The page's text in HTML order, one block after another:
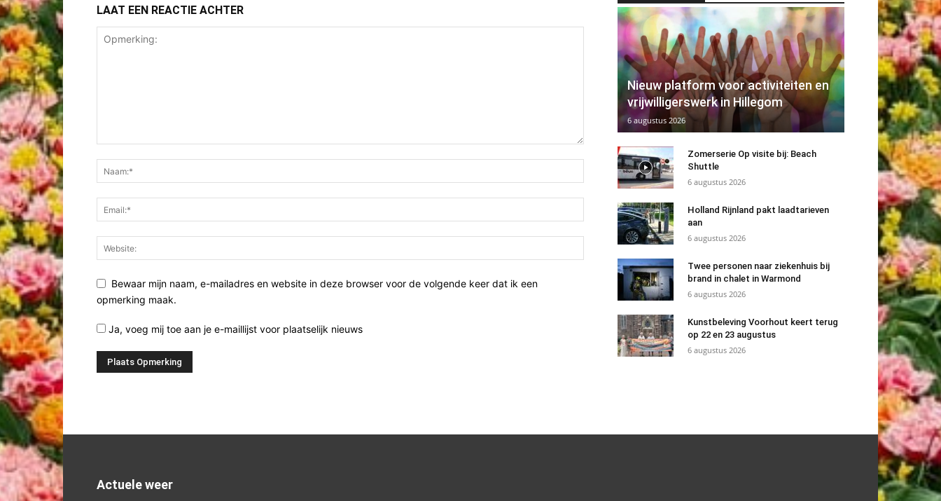
LAAT EEN REACTIE ACHTER
Bewaar mijn naam, e-mailadres en website in deze browser voor de volgende keer dat ik een
opmerking maak.
Ja, voeg mij toe aan je e-maillijst voor plaatselijk nieuws
Nieuw platform voor activiteiten en
vrijwilligerswerk in Hillegom
6 augustus 2026
Zomerserie Op visite bij: Beach
Shuttle
6 augustus 2026
Holland Rijnland pakt laadtarieven
aan
6 augustus 2026
Twee personen naar ziekenhuis bij
brand in chalet in Warmond
6 augustus 2026
Kunstbeleving Voorhout keert terug
op 22 en 23 augustus
6 augustus 2026
Actuele weer